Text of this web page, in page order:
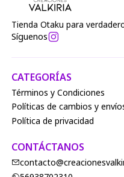
Tienda Otaku para
Síguenos
CATEGORÍAS
Términos y Condiciones
Políticas de cambios y
Política de privacidad
CONTÁCTANOS